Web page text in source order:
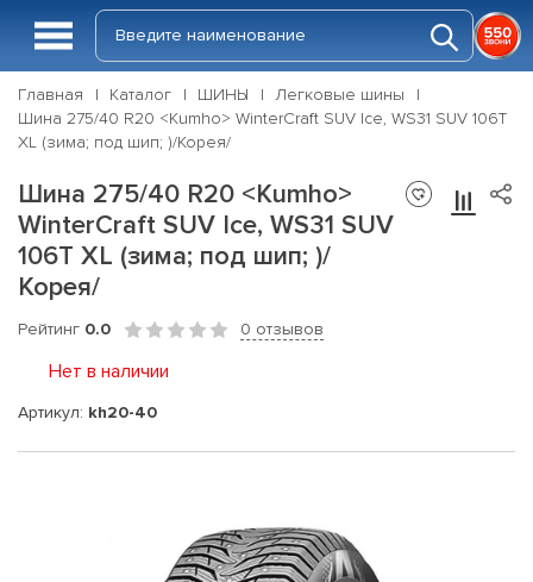
Главная Каталог ШИНЫ
Легковые шины
Шина 275/40 R20 <Kumho> WinterCraft SUV Ice, WS31 SUV 106T
XL (зима; под шип; )/Корея/
Шина 275/40 R20 <Kumho>
WinterCraft SUV Ice, WS31 SUV
106T XL (зима; под шип; )/
Корея/
Рейтинг 0.0 0 отзывов
Нет в наличии
Артикул: kh20-40